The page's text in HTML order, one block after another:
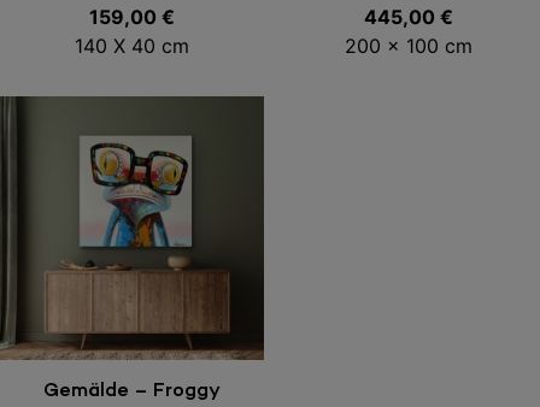
159,00 €
140 X 40 cm
445,00 €
200 x 100 cm
In den Warenkorb
Gemälde – Froggy